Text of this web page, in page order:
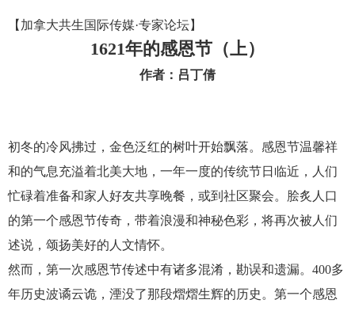
【加拿大共生国际传媒·专家论坛】
1621年的感恩节（上）
作者：吕丁倩
初冬的冷风拂过，金色泛红的树叶开始飘落。感恩节温馨祥
和的气息充溢着北美大地，一年一度的传统节日临近，人们
忙碌着准备和家人好友共享晚餐，或到社区聚会。脍炙人口
的第一个感恩节传奇，带着浪漫和神秘色彩，将再次被人们
述说，颂扬美好的人文情怀。
然而，第一次感恩节传述中有诸多混淆，勘误和遗漏。400多
年历史波谲云诡，湮没了那段熠熠生辉的历史。第一个感恩